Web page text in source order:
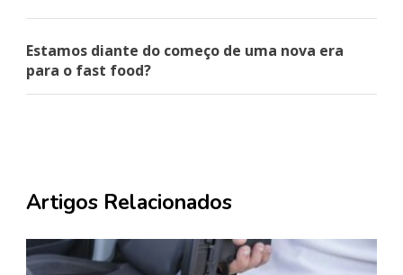
Estamos diante do começo de uma nova era
para o fast food?
Artigos Relacionados